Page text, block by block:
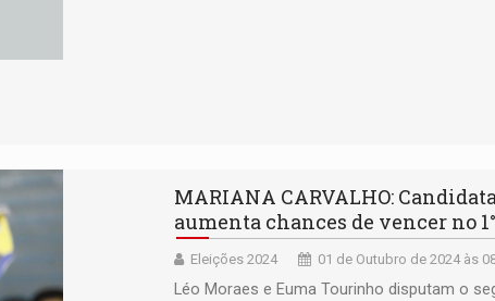
MARIANA CARVALHO:
aumenta chances de vencer no
Eleições 2024 01 de Outubro de 2024 às
Léo Moraes e Euma Tourinho disputam o